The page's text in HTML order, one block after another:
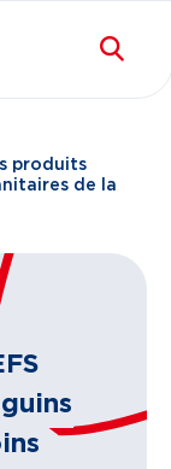
produits
de la